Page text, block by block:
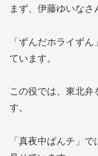
まず、伊藤ゆいなさ
「ずんだホライず
ています。
この役では、東北
す。
「真夜中ぱんチ」